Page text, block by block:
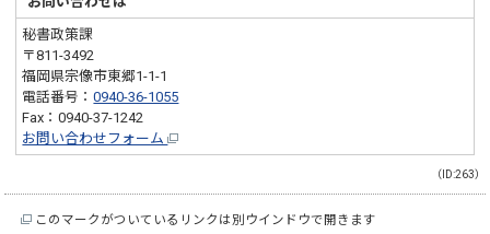
秘書政策課
〒811-3492
福岡県宗像市東郷1-1-1
電話番号：0940-36-1055
Fax：0940-37-1242
お問い合わせフォーム
（ID:263）
このマークがついているリンクは別ウインドウで開きます